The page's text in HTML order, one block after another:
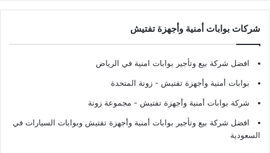
شركات بوابات أمنية وأجهزة تفتيش
افضل شركة بيع وتأجير بوابات امنية في الرياض
بوابات أمنية وأجهزة تفتيش - زونة المتحدة
شركة بوابات أمنية وأجهزة تفتيش - مجموعة زونة
افضل شركة بيع وتأجير بوابات أمنية وأجهزة تفتيش وبوابات السيارات في
السعودية